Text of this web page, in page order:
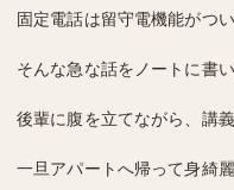
固定電話は留守電機能がつい
そんな急な話をノートに書
後輩に腹を立てながら、講
一旦アパートへ帰って身綺